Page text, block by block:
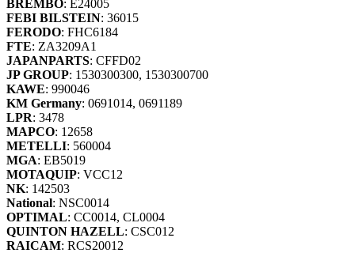
BREMBO: E24005
FEBI BILSTEIN: 36015
FERODO: FHC6184
FTE: ZA3209A1
JAPANPARTS: CFFD02
JP GROUP: 1530300300, 1530300700
KAWE: 990046
KM Germany: 0691014, 0691189
LPR: 3478
MAPCO: 12658
METELLI: 560004
MGA: EB5019
MOTAQUIP: VCC12
NK: 142503
National: NSC0014
OPTIMAL: CC0014, CL0004
QUINTON HAZELL: CSC012
RAICAM: RCS20012